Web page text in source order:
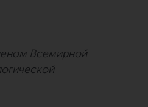
Всемирной